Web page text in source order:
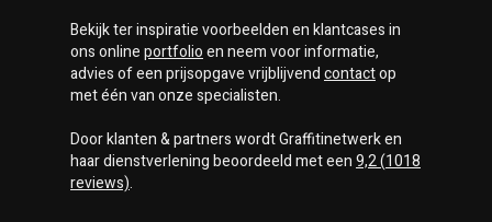
Bekijk ter inspiratie voorbeelden en klantcases in
ons onlineportfolioen neem voor informatie,
advies of een prijsopgave vrijblijvendcontactop
met één van onze specialisten.
Door klanten & partners wordtGraffitinetwerken
haar dienstverlening beoordeeld met een9,2(1018
reviews).